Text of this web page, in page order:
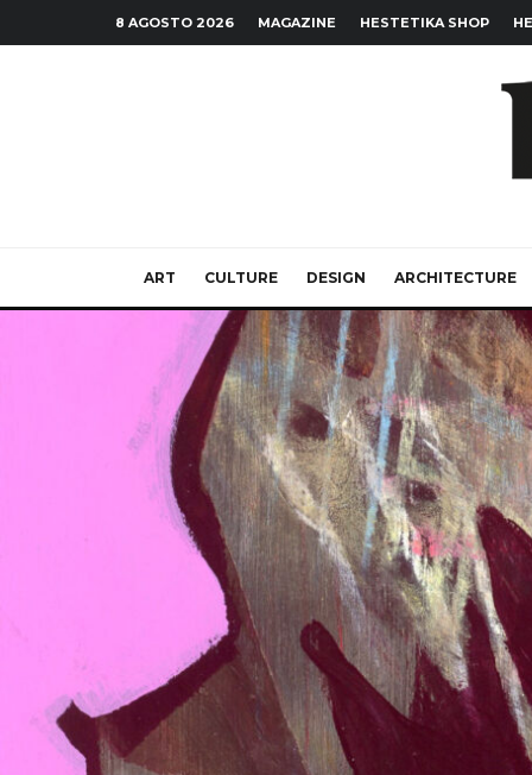
8 AGOSTO 2026 MAGAZINE HESTETIKA SHOP
ART CULTURE DESIGN ARCHITECTURE